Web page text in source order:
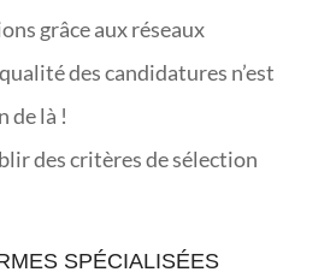
grâce aux réseaux
des candidatures n’est
de là !
des critères de sélection
SPÉCIALISÉES